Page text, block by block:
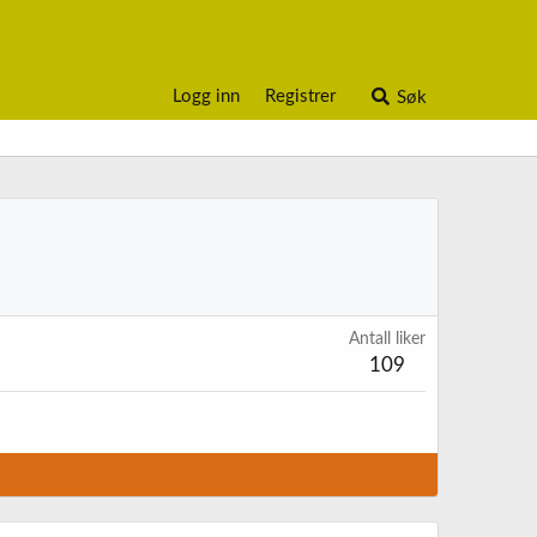
Logg inn Registrer Søk
Antall liker
109